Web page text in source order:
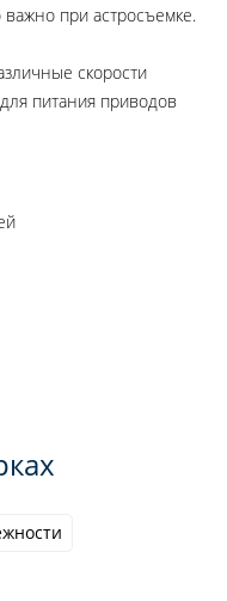
при астросъемке.
скорости
питания приводов